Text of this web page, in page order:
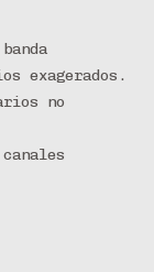
exagerados.
no